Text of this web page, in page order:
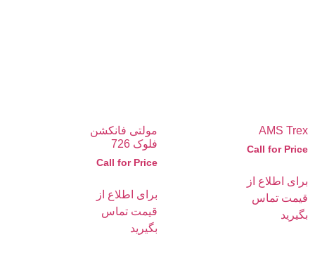
AMS Trex
Call for Price
برای اطلاع از
قیمت تماس
بگیرید
مولتی فانکشن
فلوک 726
Call for Price
برای اطلاع از
قیمت تماس
بگیرید